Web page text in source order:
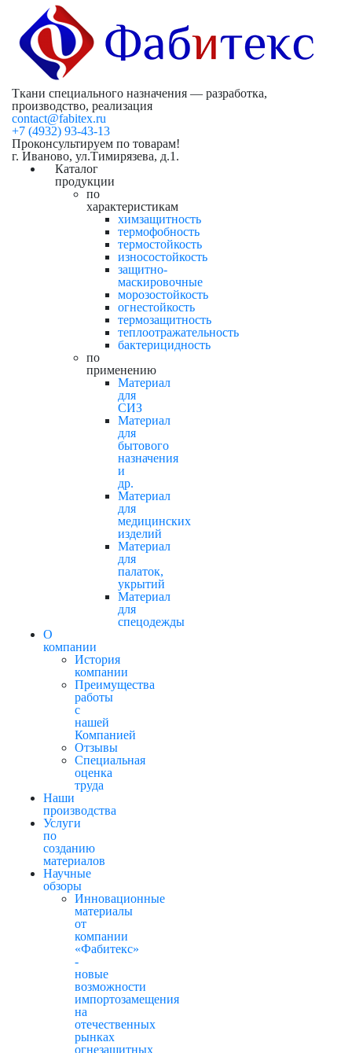
Ткани специального назначения — разработка,
производство, реализация
contact@fabitex.ru
+7 (4932) 93-43-13
Проконсультируем по товарам!
г. Иваново, ул.Тимирязева, д.1.
Каталог
продукции
по
характеристикам
химзащитность
термофобность
термостойкость
износостойкость
защитно-
маскировочные
морозостойкость
огнестойкость
термозащитность
теплоотражательность
бактерицидность
по
применению
Материал
для
СИЗ
Материал
для
бытового
назначения
и
др.
Материал
для
медицинских
изделий
Материал
для
палаток,
укрытий
Материал
для
спецодежды
О
компании
История
компании
Преимущества
работы
с
нашей
Компанией
Отзывы
Cпециальная
оценка
труда
Наши
производства
Услуги
по
созданию
материалов
Научные
обзоры
Инновационные
материалы
от
компании
«Фабитекс»
-
новые
возможности
импортозамещения
на
отечественных
рынках
огнезащитных